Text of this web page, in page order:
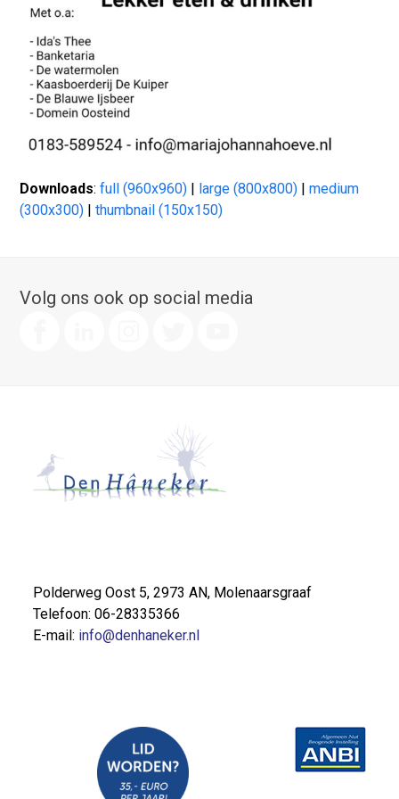
Downloads:full (960x960) | large (800x800) |medium
(300x300) |thumbnail (150x150)
Volg ons ook op social media
Polderweg Oost 5, 2973 AN, Molenaarsgraaf
Telefoon: 06-28335366
E-mail: info@denhaneker.nl